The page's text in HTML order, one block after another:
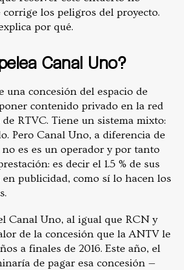
corrige los peligros del proyecto.
por qué.
Canal Uno?
una concesión del espacio de
contenido privado en la red
RTVC. Tiene un sistema mixto:
Pero Canal Uno, a diferencia de
es es un operador y por tanto
es decir el 1.5 % de sus
publicidad, como sí lo hacen los
Canal Uno, al igual que RCN y
de la concesión que la ANTV le
a finales de 2016. Este año, el
de pagar esa concesión —